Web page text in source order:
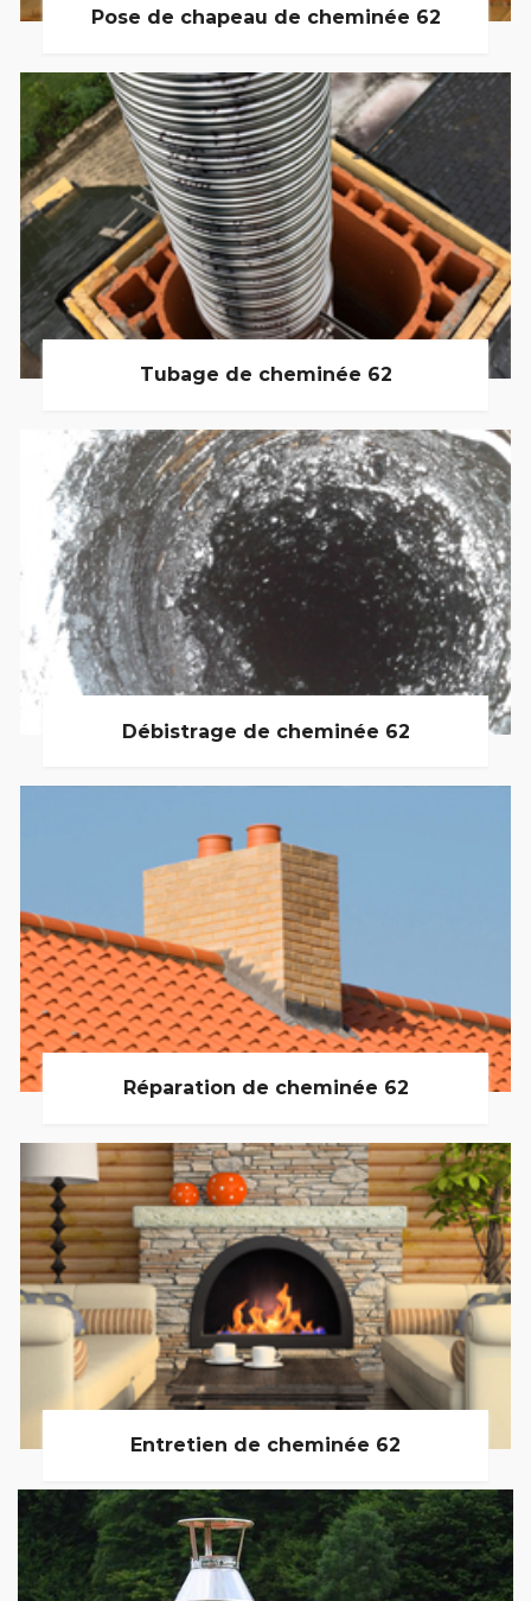
Pose de chapeau de cheminée 62
Tubage de cheminée 62
Débistrage de cheminée 62
Réparation de cheminée 62
Entretien de cheminée 62